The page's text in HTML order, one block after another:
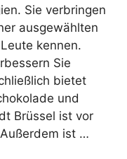
Sie verbringen
ausgewählten
kennen.
Sie
bietet
und
Brüssel ist vor
ist …